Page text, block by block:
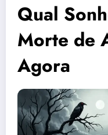
Qual
Morte de
Agora